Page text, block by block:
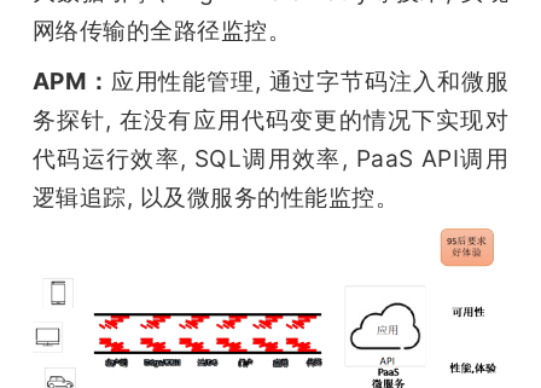
网络传输的全路径监控。
APM： 应用性能管理, 通过字节码注入和微服
务探针, 在没有应用代码变更的情况下实现对
代码运行效率, SQL调用效率, PaaS API调用
逻辑追踪, 以及微服务的性能监控。